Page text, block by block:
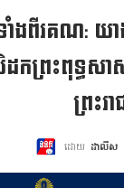
ពីរគណ: យាង
ដកព្រះពុទ្ធស
ព្រះរ
ដោយ ដាលីស